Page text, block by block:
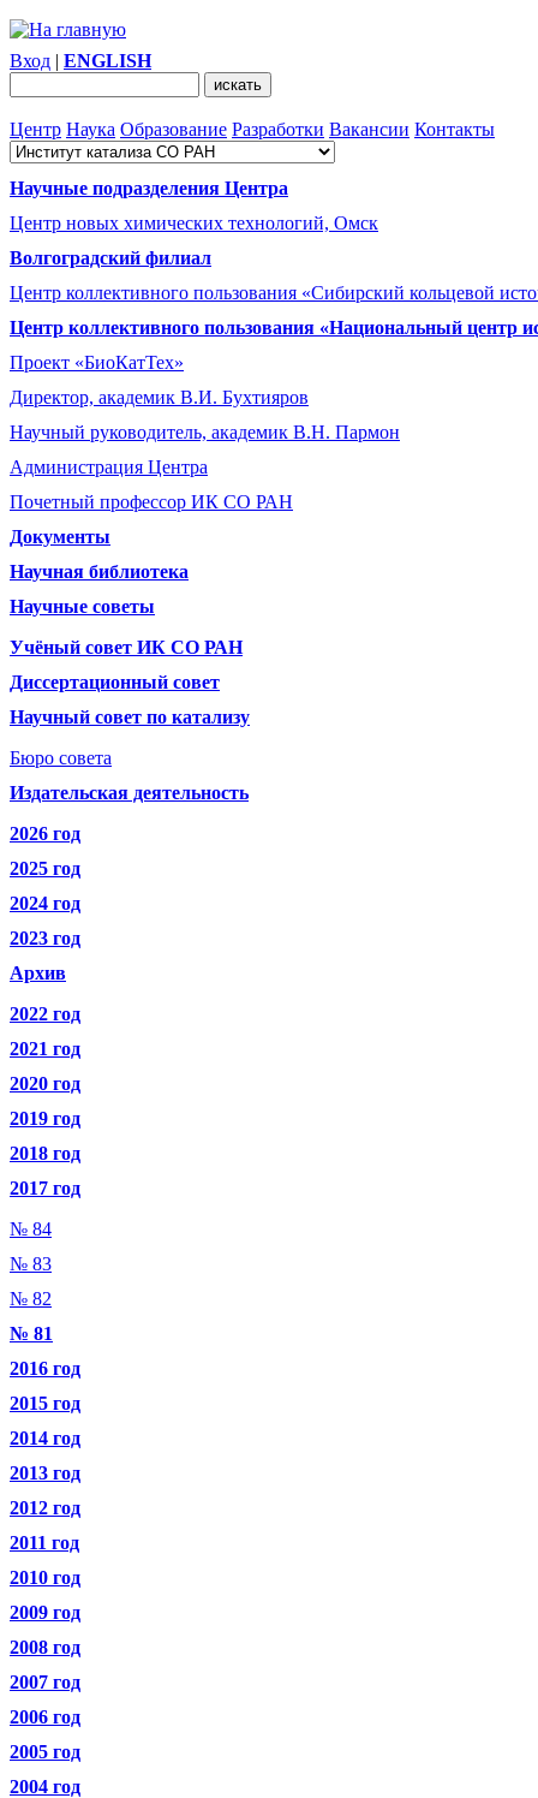
Вход | ENGLISH
Центр Наука Образование Разработки Вакансии Контакты
Научные подразделения Центра
Центр новых химических технологий, Омск
Волгоградский филиал
Центр коллективного пользования «Сибирский кольцевой
Центр коллективного пользования «Национальный центр
Проект «БиоКатТех»
Директор, академик В.И. Бухтияров
Научный руководитель, академик В.Н. Пармон
Администрация Центра
Почетный профессор ИК СО РАН
Документы
Научная библиотека
Научные советы
Учёный совет ИК СО РАН
Диссертационный совет
Научный совет по катализу
Бюро совета
Издательская деятельность
2026 год
2025 год
2024 год
2023 год
Архив
2022 год
2021 год
2020 год
2019 год
2018 год
2017 год
№ 84
№ 83
№ 82
№ 81
2016 год
2015 год
2014 год
2013 год
2012 год
2011 год
2010 год
2009 год
2008 год
2007 год
2006 год
2005 год
2004 год